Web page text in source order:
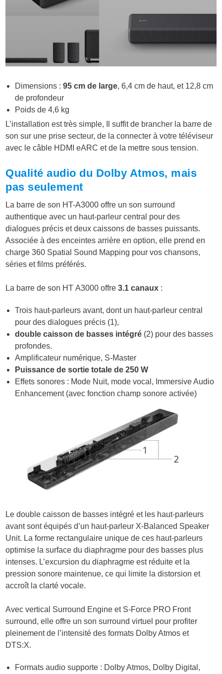
Dimensions :95 cm de large, 6,4 cm de haut, et 12,8 cm
de profondeur
Poids de 4,6 kg
L’installation est très simple, Il suffit de brancher la barre de
son sur une prise secteur, de la connecter à votre téléviseur
avec le câble HDMI eARC et de la mettre sous tension.
Qualité audio du Dolby Atmos, mais
pas seulement
La barre de son HT-A3000 offre un son surround
authentique avec un haut-parleur central pour des
dialogues précis et deux caissons de basses puissants.
Associée à des enceintes arrière en option, elle prend en
charge 360 Spatial Sound Mapping pour vos chansons,
séries et films préférés.
La barre de son HT A3000 offre3.1 canaux :
Trois haut-parleurs avant, dont un haut-parleur central
pour des dialogues précis (1),
double caisson de basses intégré (2) pour des basses
profondes.
Amplificateur numérique, S-Master
Puissance de sortie totale de 250 W
Effets sonores : Mode Nuit, mode vocal, Immersive Audio
Enhancement (avec fonction champ sonore activée)
Le double caisson de basses intégré et les haut-parleurs
avant sont équipés d’un haut-parleur X-Balanced Speaker
Unit. La forme rectangulaire unique de ces haut-parleurs
optimise la surface du diaphragme pour des basses plus
intenses. L’excursion du diaphragme est réduite et la
pression sonore maintenue, ce qui limite la distorsion et
accroît la clarté vocale.
Avec vertical Surround Engine et S-Force PRO Front
surround, elle offre un son surround virtuel pour profiter
pleinement de l’intensité des formats Dolby Atmos et
DTS:X.
Formats audio supporte : Dolby Atmos, Dolby Digital,